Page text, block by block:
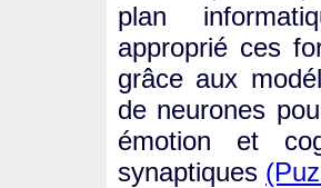
plan
approprié ces
grâce aux
de neurones
émotion et
synaptiques